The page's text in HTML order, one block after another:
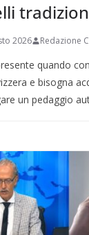
2026 Redazione
quando
e bisogna
un pedaggio